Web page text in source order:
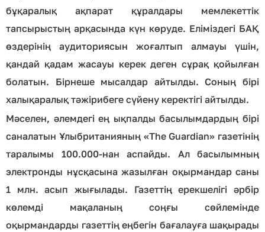
бұқаралық ақпарат құралдары мемлекеттік
тапсырыстың арқасында күн көруде. Еліміздегі БАҚ
өздерінің аудиториясын жоғалтып алмауы үшін,
қандай қадам жасауы керек деген сұрақ қойылған
болатын. Бірнеше мысалдар айтылды. Соның бірі
халықаралық тәжірибеге сүйену керектігі айтылды.
Мәселен, әлемдегі ең ықпалды басылымдардың бірі
саналатын Ұлыбританияның «The Guardian» газетінің
таралымы 100.000-нан аспайды. Ал басылымның
электронды нұсқасына жазылған оқырмандар саны
1 млн. асып жығылады. Газеттің ерекшелігі әрбір
көлемді мақаланың соңғы сөйлемінде
оқырмандарды газеттің еңбегін бағалауға шақырады